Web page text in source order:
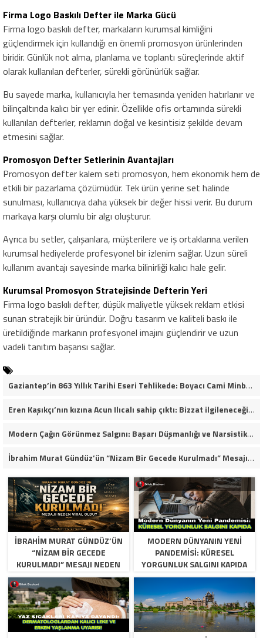
Firma Logo Baskılı Defter ile Marka Gücü
Firma logo baskılı defter, markaların kurumsal kimliğini
güçlendirmek için kullandığı en önemli promosyon ürünlerinden
biridir. Günlük not alma, planlama ve toplantı süreçlerinde aktif
olarak kullanılan defterler, sürekli görünürlük sağlar.
Bu sayede marka, kullanıcıyla her temasında yeniden hatırlanır ve
bilinçaltında kalıcı bir yer edinir. Özellikle ofis ortamında sürekli
kullanılan defterler, reklamın doğal ve kesintisiz şekilde devam
etmesini sağlar.
Promosyon Defter Setlerinin Avantajları
Promosyon defter kalem seti promosyon, hem ekonomik hem de
etkili bir pazarlama çözümüdür. Tek ürün yerine set halinde
sunulması, kullanıcıya daha yüksek bir değer hissi verir. Bu durum
markaya karşı olumlu bir algı oluşturur.
Ayrıca bu setler, çalışanlara, müşterilere ve iş ortaklarına verilen
kurumsal hediyelerde profesyonel bir izlenim sağlar. Uzun süreli
kullanım avantajı sayesinde marka bilinirliği kalıcı hale gelir.
Kurumsal Promosyon Stratejisinde Defterin Yeri
Firma logo baskılı defter, düşük maliyetle yüksek reklam etkisi
sunan stratejik bir üründür. Doğru tasarım ve kaliteli baskı ile
üretildiğinde markanın profesyonel imajını güçlendirir ve uzun
vadeli tanıtım başarısı sağlar.
Gaziantep’in 863 Yıllık Tarihi Eseri Tehlikede: Boyacı Cami Minberi İçin “Restorasyon Durdurulsun” Çağrısı!
Eren Kaşıkçı’nın kızına Acun Ilıcalı sahip çıktı: Bizzat ilgileneceğim
Modern Çağın Görünmez Salgını: Başarı Düşmanlığı ve Narsistik Yükseliş
İbrahim Murat Gündüz’ün “Nizam Bir Gecede Kurulmadı” Mesajı Sosyal Medyada Geniş Yankı Uyandırdı
İBRAHIM MURAT GÜNDÜZ’ÜN
“NIZAM BIR GECEDE
KURULMADI” MESAJI NEDEN
VIRAL OLDU?
MODERN DÜNYANIN YENI
PANDEMISI: KÜRESEL
YORGUNLUK SALGINI KAPIDA